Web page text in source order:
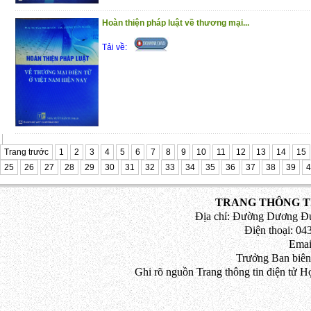
Trân trọng giới thiệu đến bạn đọc!
(4/11/2020) Hoàn thiện pháp luật về thương mại...
Tải về:
Trang trước 1 2 3 4 5 6 7 8 9 10 11 12 13 14
15
25
26 27 28 29 30 31 32 33 34 35 36 37 38 39
TRANG THÔNG
Địa chỉ: Đường Dương
Điện thoại:
Trưởng Ban
Ghi rõ nguồn Trang thông tin điện tử